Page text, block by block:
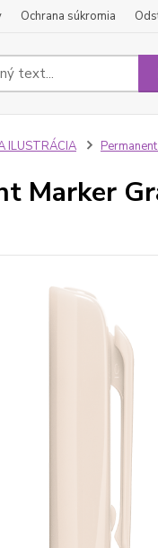
Ochrana súkromia
ILUSTRÁCIA
Marker